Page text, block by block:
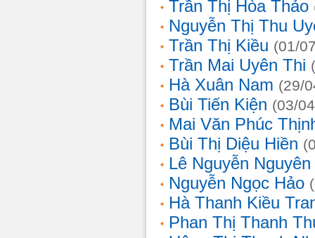
Trần Thị Hòa Thảo
Nguyễn Thị Thu
Trần Thị Kiều (01/
Trần Mai Uyên Thi
Hà Xuân Nam (29/
Bùi Tiến Kiện (03/
Mai Văn Phúc
Bùi Thị Diệu Hiền
Lê Nguyễn
Nguyễn Ngọc Hảo
Hà Thanh Kiều
Phan Thị Thanh